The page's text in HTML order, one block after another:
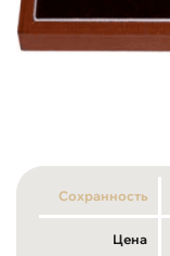
Сохранность
Цена